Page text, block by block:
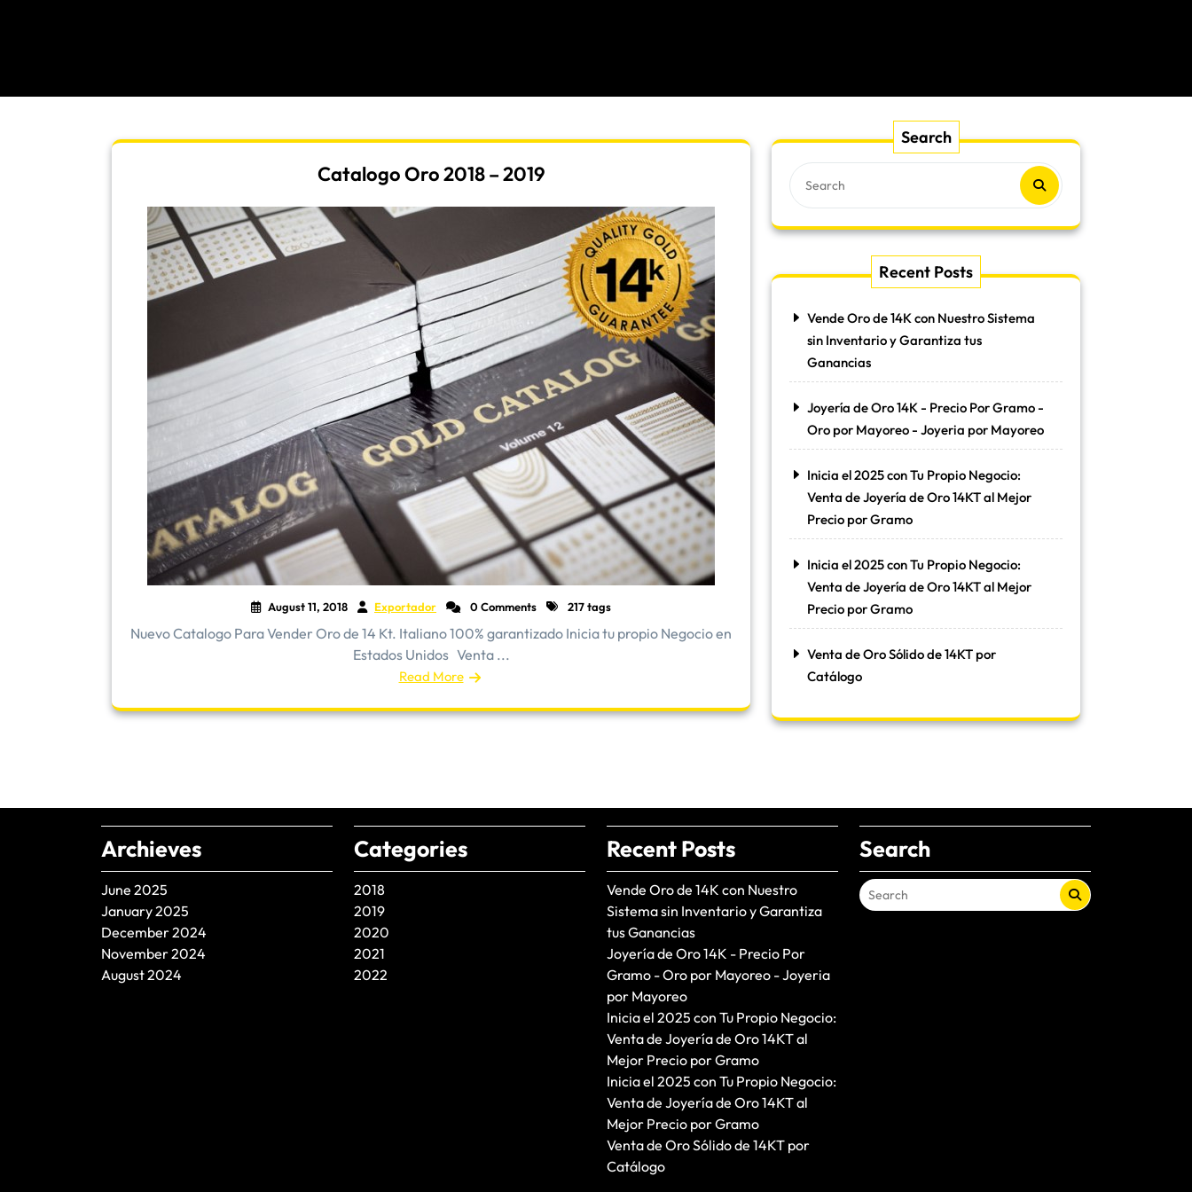
Catalogo Oro 2018 – 2019
August 11, 2018 Exportador 0 Comments 217 tags
Nuevo Catalogo Para Vender Oro de 14 Kt. Italiano 100% garantizado Inicia tu propio Negocio en
Estados Unidos Venta ...
Read More
Search
Recent Posts
Vende Oro de 14K con Nuestro Sistema
sin Inventario y Garantiza tus
Ganancias
Joyería de Oro 14K - Precio Por Gramo -
Oro por Mayoreo - Joyeria por Mayoreo
Inicia el 2025 con Tu Propio Negocio:
Venta de Joyería de Oro 14KT al Mejor
Precio por Gramo
Inicia el 2025 con Tu Propio Negocio:
Venta de Joyería de Oro 14KT al Mejor
Precio por Gramo
Venta de Oro Sólido de 14KT por
Catálogo
Archieves
June 2025
January 2025
December 2024
November 2024
August 2024
Categories
2018
2019
2020
2021
2022
Recent Posts
Vende Oro de 14K con Nuestro
Sistema sin Inventario y Garantiza
tus Ganancias
Joyería de Oro 14K - Precio Por
Gramo - Oro por Mayoreo - Joyeria
por Mayoreo
Inicia el 2025 con Tu Propio Negocio:
Venta de Joyería de Oro 14KT al
Mejor Precio por Gramo
Inicia el 2025 con Tu Propio Negocio:
Venta de Joyería de Oro 14KT al
Mejor Precio por Gramo
Venta de Oro Sólido de 14KT por
Catálogo
Search